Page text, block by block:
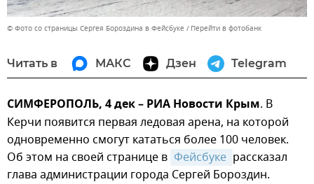
© Фото со страницы Сергея Бороздина в Фейсбуке Перейти в фотобанк
Читать в МАКС Дзен Telegram
СИМФЕРОПОЛЬ, 4 дек – РИА Новости Крым. В
Керчи появится первая ледовая арена, на которой
одновременно смогут кататься более 100 человек.
Об этом на своей странице в Фейсбуке рассказал
глава администрации города Сергей Бороздин.